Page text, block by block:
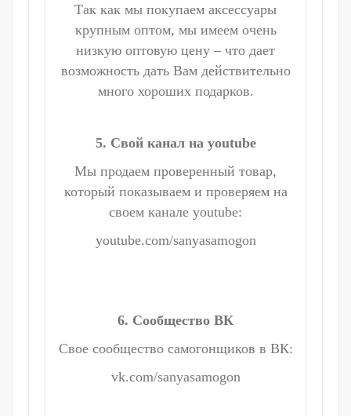
Так как мы покупаем аксессуары
крупным оптом, мы имеем очень
низкую оптовую цену – что дает
возможность дать Вам действительно
много хороших подарков.
5. Свой канал на youtube
Мы продаем проверенный товар,
который показываем и проверяем на
своем канале youtube:
youtube.com/sanyasamogon
6. Сообщество ВК
Свое сообщество самогонщиков в ВК:
vk.com/sanyasamogon